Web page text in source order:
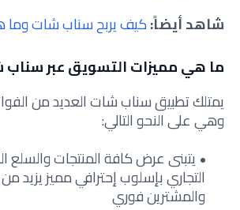
شاهد أيضاً:كيف يربح سناب شات وما
ما هي مميزات التسويق عبر
يمتلك تطبيق سناب شات العديد من
وهي على النحو التالي:
يتبنى عرض كافة المنتجات والسلع
التجاري بإسلوب إحترافي مميز يزيد
والمشترين فوري